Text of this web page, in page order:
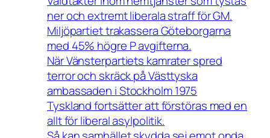
ner och extremt liberala straff för GM.
Miljöpartiet trakassera Göteborgarna
med 45% högre P avgifterna.
När Vänsterpartiets kamrater spred
terror och skräck på Västtyska
ambassaden i Stockholm 1975
Tyskland fortsätter att förstöras med en
allt för liberal asylpolitik.